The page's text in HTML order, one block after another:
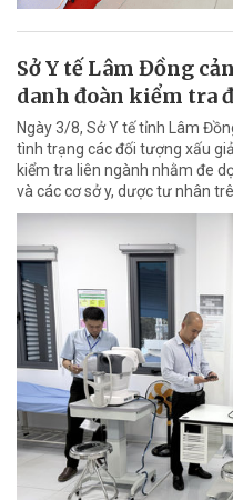
Sở Y tế Lâm Đồng
danh đoàn kiểm tra
Ngày 3/8, Sở Y tế tỉnh Lâm
tình trạng các đối tượng xấu
kiểm tra liên ngành nhằm đe
và các cơ sở y, dược tư nhân